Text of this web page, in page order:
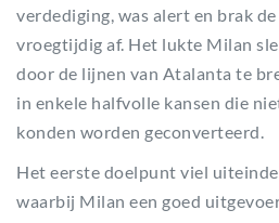
verdediging, was alert en brak
vroegtijdig af. Het lukte Milan
door de lijnen van Atalanta te
in enkele halfvolle kansen die
konden worden geconverteerd.
Het eerste doelpunt viel
waarbij Milan een goed